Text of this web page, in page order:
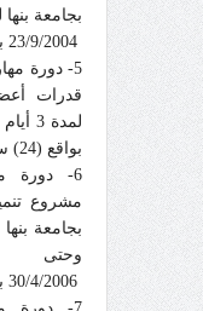
بجامعة بنها لمدة 3 أيام من
5- دورة
قدرات
بواقع (24) ساعة.
6- دورة
مشروع
وحتى